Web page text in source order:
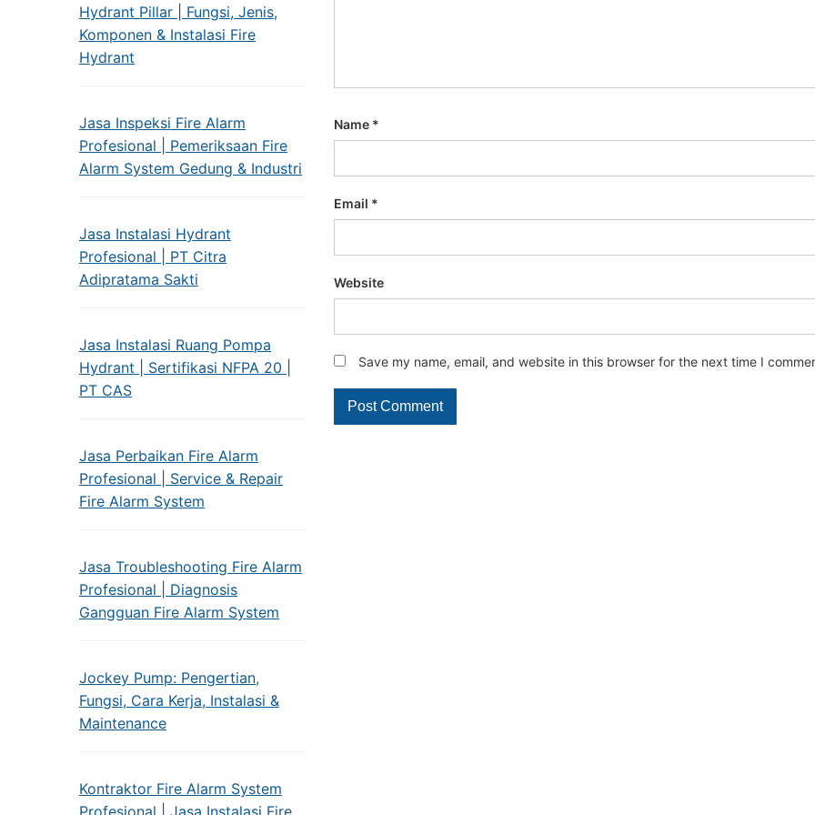
Hydrant Pillar | Fungsi, Jenis,
Komponen & Instalasi Fire
Hydrant
Jasa Inspeksi Fire Alarm
Profesional | Pemeriksaan Fire
Alarm System Gedung & Industri
Jasa Instalasi Hydrant
Profesional | PT Citra
Adipratama Sakti
Jasa Instalasi Ruang Pompa
Hydrant | Sertifikasi NFPA 20 |
PT CAS
Jasa Perbaikan Fire Alarm
Profesional | Service & Repair
Fire Alarm System
Jasa Troubleshooting Fire Alarm
Profesional | Diagnosis
Gangguan Fire Alarm System
Jockey Pump: Pengertian,
Fungsi, Cara Kerja, Instalasi &
Maintenance
Kontraktor Fire Alarm System
Profesional | Jasa Instalasi Fire
Name *
Email *
Website
Save my name, email, and website in this browser for the next time I